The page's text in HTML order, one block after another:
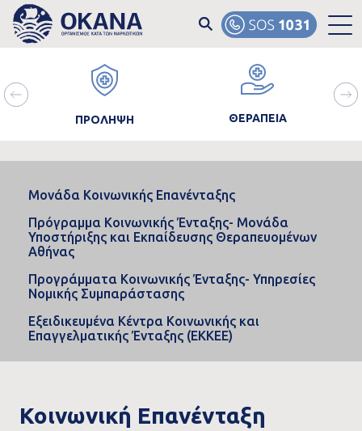
Skip to main content
ΠΡΟΛΗΨΗ ΘΕΡΑΠΕΙΑ
Μονάδα Κοινωνικής Επανένταξης
Πρόγραμμα Κοινωνικής Ένταξης- Μονάδα
Υποστήριξης και Εκπαίδευσης Θεραπευομένων
Αθήνας
Προγράμματα Κοινωνικής Ένταξης- Υπηρεσίες
Νομικής Συμπαράστασης
Εξειδικευμένα Κέντρα Κοινωνικής και
Επαγγελματικής Ένταξης (ΕΚΚΕΕ)
Κοινωνική Επανένταξη